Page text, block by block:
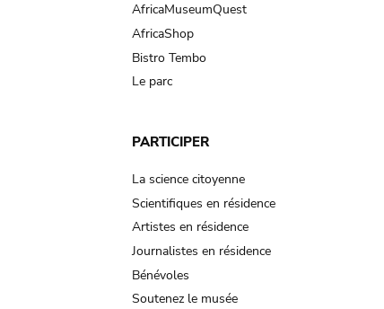
AfricaMuseumQuest
AfricaShop
Bistro Tembo
Le parc
PARTICIPER
La science citoyenne
Scientifiques en résidence
Artistes en résidence
Journalistes en résidence
Bénévoles
Soutenez le musée